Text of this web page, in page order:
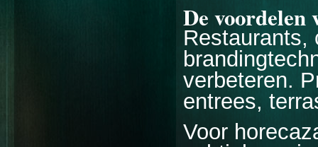
De voordelen
Restaurants,
verbeteren.
entrees,
Voor